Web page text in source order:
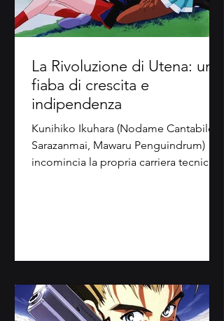
La Rivoluzione di Utena: una
fiaba di crescita e
indipendenza
Kunihiko Ikuhara (Nodame Cantabile,
Sarazanmai, Mawaru Penguindrum)
incomincia la propria carriera tecnica